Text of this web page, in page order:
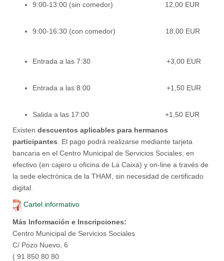
9:00-13:00 (sin comedor) 12,00 EUR
9:00-16:30 (con comedor) 18,00 EUR
Entrada a las 7:30 +3,00 EUR
Entrada a las 8:00 +1,50 EUR
Salida a las 17:00 +1,50 EUR
Existen descuentos aplicables para hermanos
participantes . El pago podrá realizarse mediante tarjeta
bancaria en el Centro Municipal de Servicios Sociales, en
efectivo (en cajero u oficina de La Caixa) y on-line a través de
la sede electrónica de la THAM, sin necesidad de certificado
digital.
Cartel informativo
Más Información e Inscripciones:
Centro Municipal de Servicios Sociales
C/ Pozo Nuevo, 6
( 91 850 80 80